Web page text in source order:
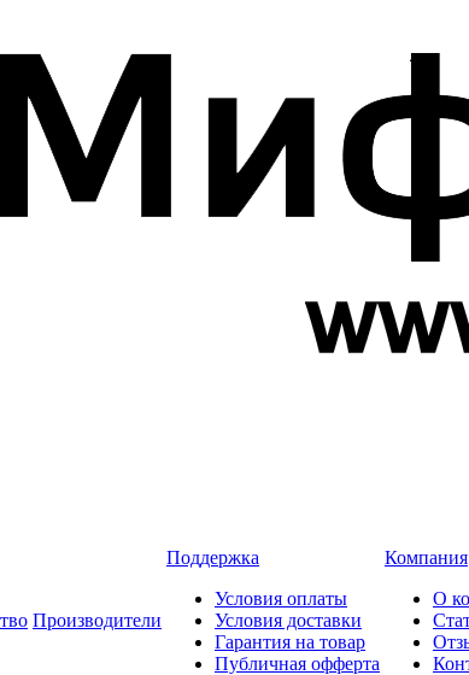
Производители
Поддержка
Условия оплаты
Условия доставки
Гарантия на товар
Публичная офферта
Компания
О